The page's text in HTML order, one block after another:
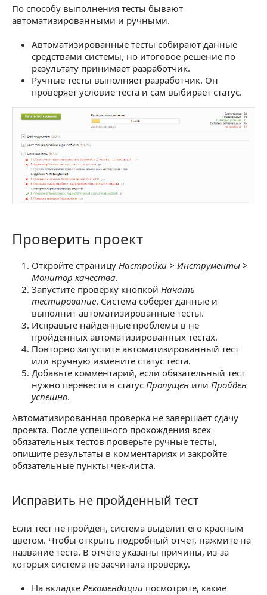
По способу выполнения тесты бывают
автоматизированными и ручными.
Автоматизированные тесты собирают данные
средствами системы, но итоговое решение по
результату принимает разработчик.
Ручные тесты выполняет разработчик. Он
проверяет условие теста и сам выбирает статус.
Проверить проект
Проверить проект
Откройте страницу Настройки > Инструменты >
Монитор качества.
Запустите проверку кнопкой Начать
тестирование. Система соберет данные и
выполнит автоматизированные тесты.
Исправьте найденные проблемы в не
пройденных автоматизированных тестах.
Повторно запустите автоматизированный тест
или вручную измените статус теста.
Добавьте комментарий, если обязательный тест
нужно перевести в статус Пропущен или Пройден
успешно.
Автоматизированная проверка не завершает сдачу
проекта. После успешного прохождения всех
обязательных тестов проверьте ручные тесты,
опишите результаты в комментариях и закройте
обязательные пункты чек-листа.
Исправить не пройденный тест
Исправить не пройденный тест
Если тест не пройден, система выделит его красным
цветом. Чтобы открыть подробный отчет, нажмите на
название теста. В отчете указаны причины, из-за
которых система не засчитала проверку.
На вкладке Рекомендации посмотрите, какие